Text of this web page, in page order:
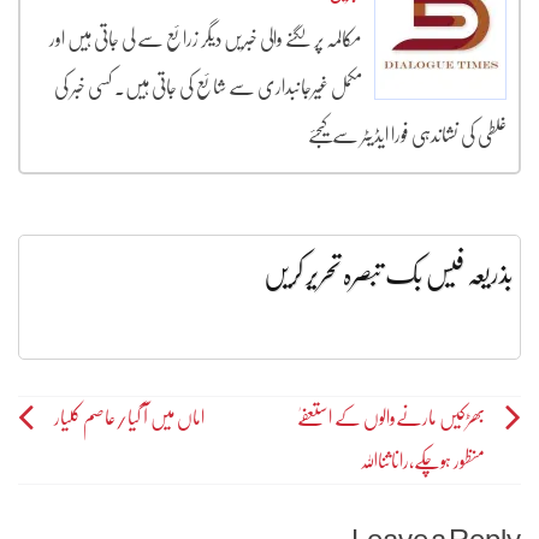
مکالمہ پر لگنے والی خبریں دیگر زرائع سے لی جاتی ہیں اور
مکمل غیرجانبداری سے شائع کی جاتی ہیں۔ کسی خبر کی
غلطی کی نشاندہی فورا ایڈیٹر سے کیجئے
بذریعہ فیس بک تبصرہ تحریر کریں
Post
navigation
بھڑکیں مارنےوالوں کے استعفےٰ
منظور ہوچکے،راناثنااللہ
اماں میں آ گیا/عاصم کلیار